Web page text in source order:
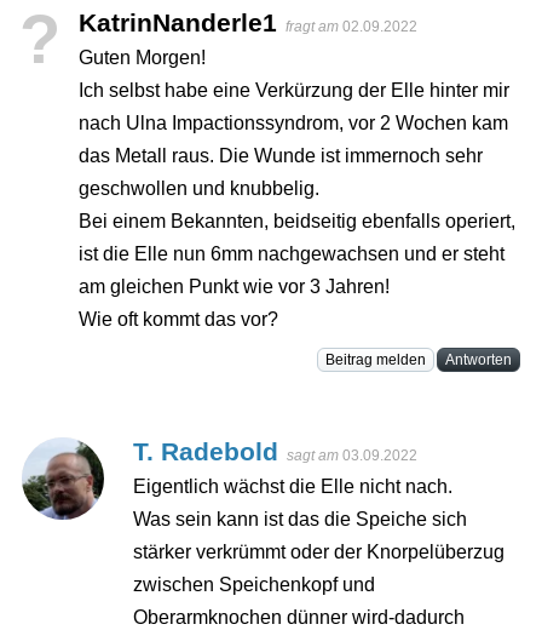
? KatrinNanderle1 fragt am 02.09.2022
Guten Morgen!
Ich selbst habe eine Verkürzung der Elle hinter mir
nach Ulna Impactionssyndrom, vor 2 Wochen kam
das Metall raus. Die Wunde ist immernoch sehr
geschwollen und knubbelig.
Bei einem Bekannten, beidseitig ebenfalls operiert,
ist die Elle nun 6mm nachgewachsen und er steht
am gleichen Punkt wie vor 3 Jahren!
Wie oft kommt das vor?
Beitrag melden Antworten
T. Radebold sagt am 03.09.2022
Eigentlich wächst die Elle nicht nach.
Was sein kann ist das die Speiche sich
stärker verkrümmt oder der Knorpelüberzug
zwischen Speichenkopf und
Oberarmknochen dünner wird-dadurch